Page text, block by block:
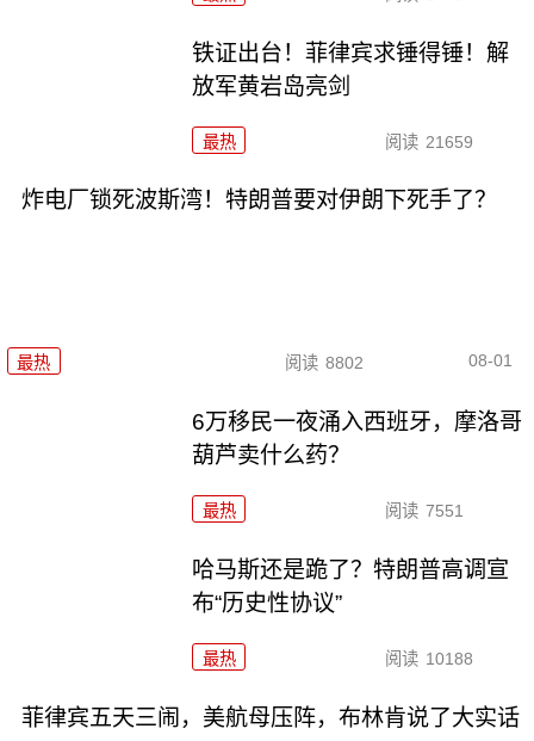
铁证出台！菲律宾求锤得锤！解
放军黄岩岛亮剑
最热 阅读 21659
炸电厂锁死波斯湾！特朗普要对伊朗下死手了？
最热 阅读 8802 08-01
6万移民一夜涌入西班牙，摩洛哥
葫芦卖什么药？
最热 阅读 7551
哈马斯还是跪了？特朗普高调宣
布“历史性协议”
最热 阅读 10188
菲律宾五天三闹，美航母压阵，布林肯说了大实话